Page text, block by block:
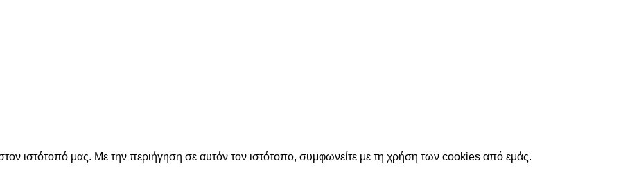
ιστότοπό μας. Με την περιήγηση σε αυτόν τον ιστότοπο, συμφωνείτε με τη χρήση των cookies από εμάς.